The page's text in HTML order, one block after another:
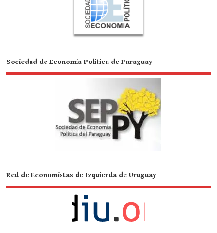
Sociedad de Economía Política de Paraguay
Red de Economistas de Izquierda de Uruguay